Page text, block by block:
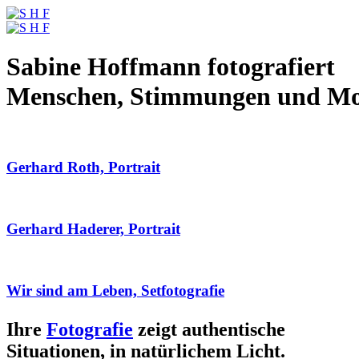
Sabine Hoffmann fotografiert
Menschen, Stimmungen und
Gerhard Roth, Portrait
Gerhard Haderer, Portrait
Wir sind am Leben, Setfotografie
Ihre Fotografie zeigt authentische
Situationen, in natürlichem Licht.